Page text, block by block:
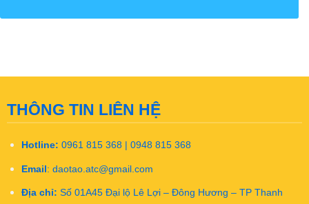
THÔNG TIN LIÊN HỆ
Hotline: 0961 815 368 | 0948 815 368
Email : daotao.atc@gmail.com
Địa chỉ: Số 01A45 Đại lộ Lê Lợi – Đông Hương – TP Thanh